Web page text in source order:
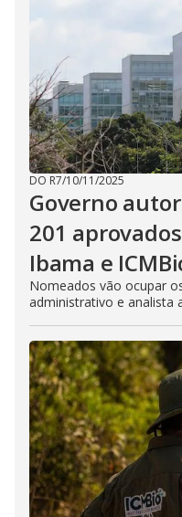
DO R7/10/11/2025
Governo
201
Ibama e
Nomeados vão ocupar
administrativo e analista